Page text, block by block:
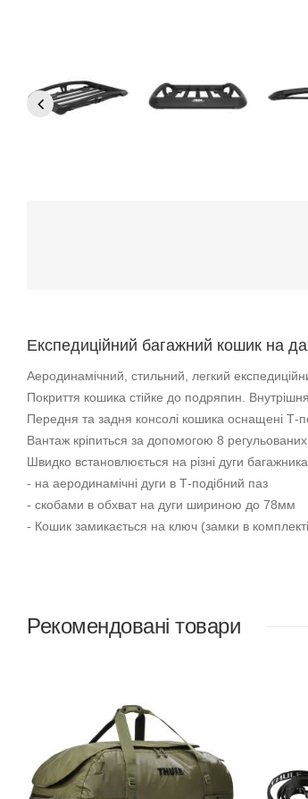
Експедиційний багажний кошик на
Аеродинамічний, стильний, легкий
Покриття кошика стійке до подряпин.
Передня та задня консолі кошика оснащені
Вантаж кріпиться за допомогою 8 регульованих
Швидко встановлюється на різні дуги
- на аеродинамічні дуги в Т-подібний паз
- скобами в обхват на дуги шириною до 78мм
- Кошик замикається на ключ (замки в
Рекомендовані товари